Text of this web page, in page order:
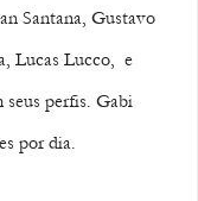
Santana, Gustavo
Lucas Lucco,  e
seus perfis. Gabi
por dia.